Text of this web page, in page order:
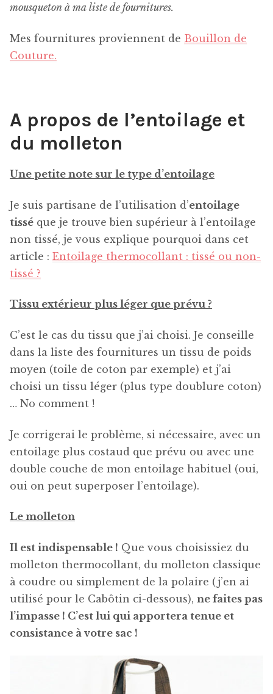
mousqueton à ma liste de fournitures.
Mes fournitures proviennent de Bouillon de
Couture.
A propos de l’entoilage et
du molleton
Une petite note sur le type d’entoilage
Je suis partisane de l’utilisation d’entoilage
tissé que je trouve bien supérieur à l’entoilage
non tissé, je vous explique pourquoi dans cet
article : Entoilage thermocollant : tissé ou non-
tissé ?
Tissu extérieur plus léger que prévu ?
C’est le cas du tissu que j’ai choisi. Je conseille
dans la liste des fournitures un tissu de poids
moyen (toile de coton par exemple) et j’ai
choisi un tissu léger (plus type doublure coton)
… No comment !
Je corrigerai le problème, si nécessaire, avec un
entoilage plus costaud que prévu ou avec une
double couche de mon entoilage habituel (oui,
oui on peut superposer l’entoilage).
Le molleton
Il est indispensable ! Que vous choisissiez du
molleton thermocollant, du molleton classique
à coudre ou simplement de la polaire (j’en ai
utilisé pour le Cabôtin ci-dessous), ne faites pas
l’impasse ! C’est lui qui apportera tenue et
consistance à votre sac !